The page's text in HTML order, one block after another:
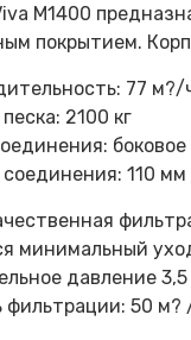
M1400
покрытием.
77 м?/
2100 кг
боковое
110 мм
минимальный
давление 3,5
фильтрации: 50 м?